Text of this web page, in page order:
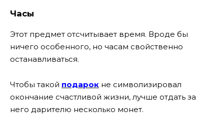
Часы
Этот предмет отсчитывает время. Вроде бы
ничего особенного, но часам свойственно
останавливаться.
Чтобы такой подарок не символизировал
окончание счастливой жизни, лучше отдать за
него дарителю несколько монет.